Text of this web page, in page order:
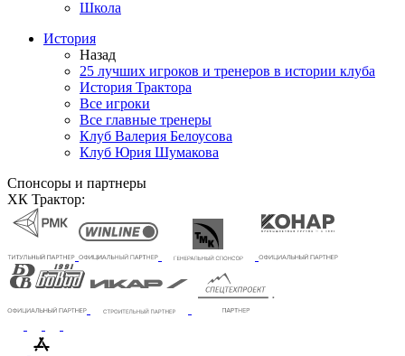
Школа
История
Назад
25 лучших игроков и тренеров в истории клуба
История Трактора
Все игроки
Все главные тренеры
Клуб Валерия Белоусова
Клуб Юрия Шумакова
Спонсоры и партнеры
ХК Трактор: